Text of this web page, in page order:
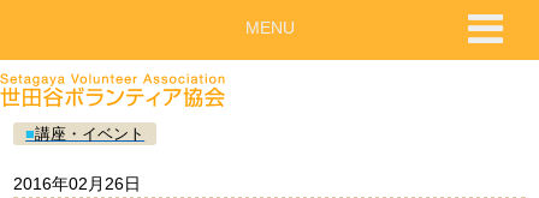
■講座・イベント
2016年02月26日
MENU